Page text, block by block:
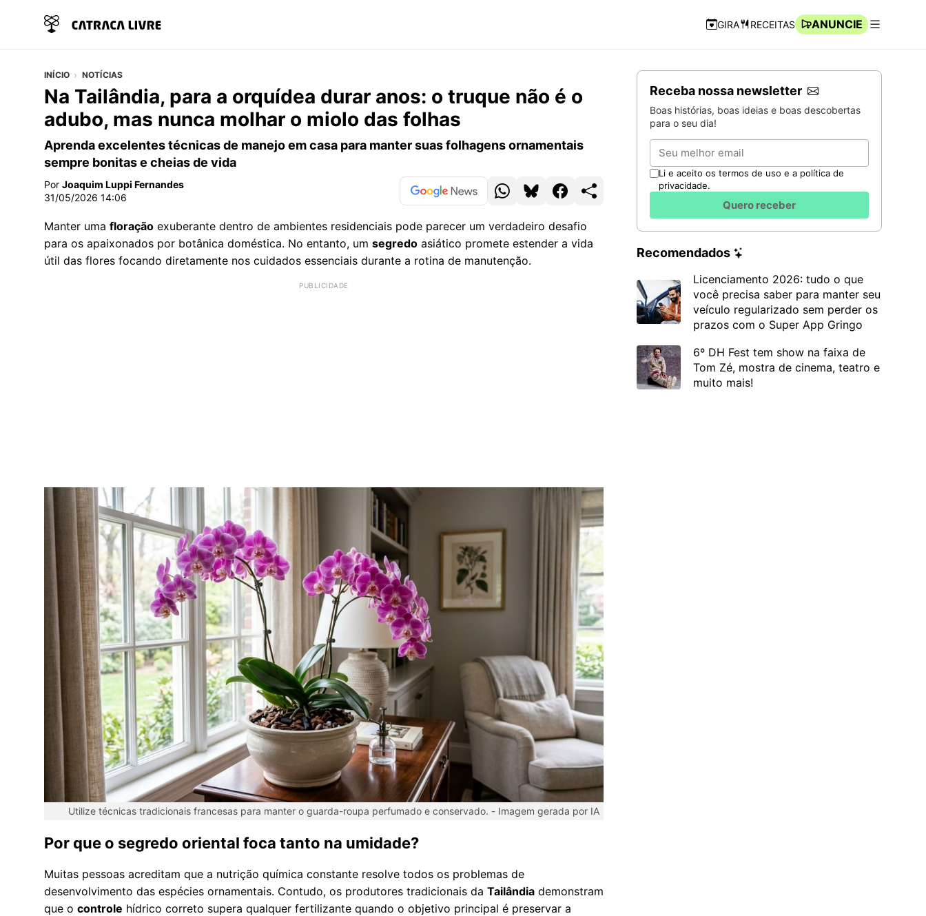
Navegação Rápida
GIRA RECEITAS
ANUNCIE
INÍCIO NOTÍCIAS
Na Tailândia, para a orquídea durar anos: o truque não é o
adubo, mas nunca molhar o miolo das folhas
Aprenda excelentes técnicas de manejo em casa para manter suas folhagens ornamentais
sempre bonitas e cheias de vida
Por Joaquim Luppi Fernandes
31/05/2026 14:06
Manter uma floração exuberante dentro de ambientes residenciais pode parecer um verdadeiro desafio
para os apaixonados por botânica doméstica. No entanto, um segredo asiático promete estender a vida
útil das flores focando diretamente nos cuidados essenciais durante a rotina de manutenção.
Utilize técnicas tradicionais francesas para manter o guarda-roupa perfumado e conservado. - Imagem gerada por IA
Por que o segredo oriental foca tanto na umidade?
Muitas pessoas acreditam que a nutrição química constante resolve todos os problemas de
desenvolvimento das espécies ornamentais. Contudo, os produtores tradicionais da Tailândia demonstram
que o controle hídrico correto supera qualquer fertilizante quando o objetivo principal é preservar a
Receba nossa newsletter
Boas histórias, boas ideias e boas descobertas
para o seu dia!
Email
Li e aceito os termos de uso e a política de
privacidade.
Quero receber
Recomendados
Licenciamento 2026: tudo o que
você precisa saber para manter seu
veículo regularizado sem perder os
prazos com o Super App Gringo
6º DH Fest tem show na faixa de
Tom Zé, mostra de cinema, teatro e
muito mais!